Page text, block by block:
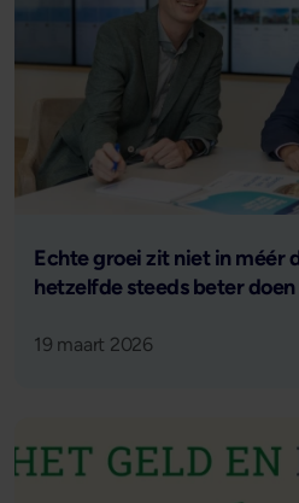
Lees verder
Echte groei zit niet in méér
hetzelfde steeds beter doen
19 maart 2026